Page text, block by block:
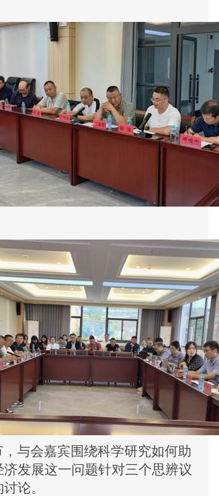
，与会嘉宾围绕科学研究如何助
济发展这一问题针对三个思辨议
论。